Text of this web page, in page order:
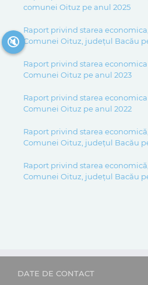
comunei Oituz pe anul 2025
Raport privind starea
Comunei Oituz, județul Bacău
Raport privind starea
Comunei Oituz pe anul 2023
Raport privind starea
Comunei Oituz pe anul 2022
Raport privind starea
Comunei Oituz, județul Bacău
Raport privind starea
Comunei Oituz, județul Bacău
DATE DE CONTACT
🔇